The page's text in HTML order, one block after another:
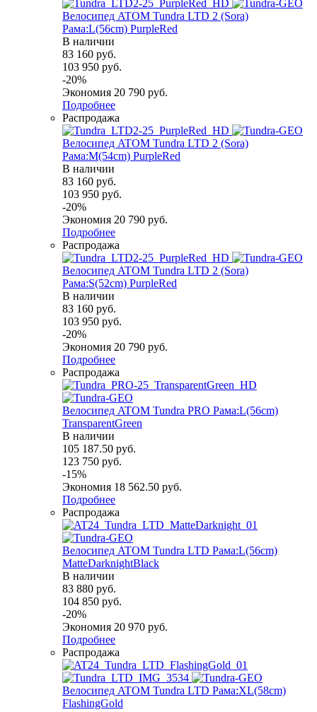
Велосипед ATOM Tundra LTD 2 (Sora)
Рама:L(56cm) PurpleRed
В наличии
83 160 руб.
103 950 руб.
-20%
Экономия 20 790 руб.
Подробнее
Распродажа
Велосипед ATOM Tundra LTD 2 (Sora)
Рама:M(54cm) PurpleRed
В наличии
83 160 руб.
103 950 руб.
-20%
Экономия 20 790 руб.
Подробнее
Распродажа
Велосипед ATOM Tundra LTD 2 (Sora)
Рама:S(52cm) PurpleRed
В наличии
83 160 руб.
103 950 руб.
-20%
Экономия 20 790 руб.
Подробнее
Распродажа
Велосипед ATOM Tundra PRO Рама:L(56cm)
TransparentGreen
В наличии
105 187.50 руб.
123 750 руб.
-15%
Экономия 18 562.50 руб.
Подробнее
Распродажа
Велосипед ATOM Tundra LTD Рама:L(56cm)
MatteDarknightBlack
В наличии
83 880 руб.
104 850 руб.
-20%
Экономия 20 970 руб.
Подробнее
Распродажа
Велосипед ATOM Tundra LTD Рама:XL(58cm)
FlashingGold